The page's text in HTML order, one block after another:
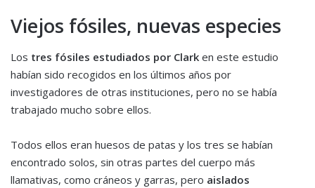
Viejos fósiles, nuevas especies
Los tres fósiles estudiados por Clark en este estudio
habían sido recogidos en los últimos años por
investigadores de otras instituciones, pero no se había
trabajado mucho sobre ellos.
Todos ellos eran huesos de patas y los tres se habían
encontrado solos, sin otras partes del cuerpo más
llamativas, como cráneos y garras, pero aislados